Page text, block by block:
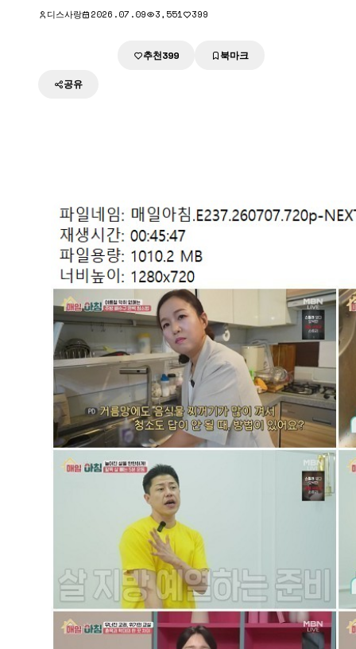
디스사랑 2026.07.09 3,551 399
추천399 북마크
공유